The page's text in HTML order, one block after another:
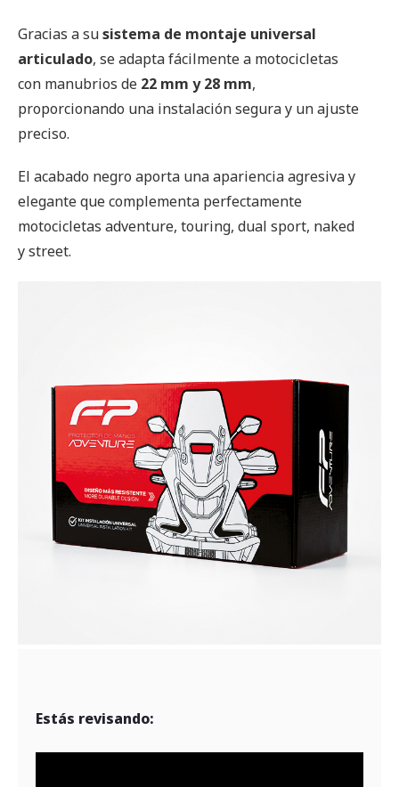
Gracias a susistema de montaje universal
articulado, se adapta fácilmente a motocicletas
con manubrios de 22 mm y 28 mm,
proporcionando una instalación segura y un ajuste
preciso.
El acabado negro aporta una apariencia agresiva y
elegante que complementa perfectamente
motocicletas adventure, touring, dual sport, naked
y street.
Estás revisando: